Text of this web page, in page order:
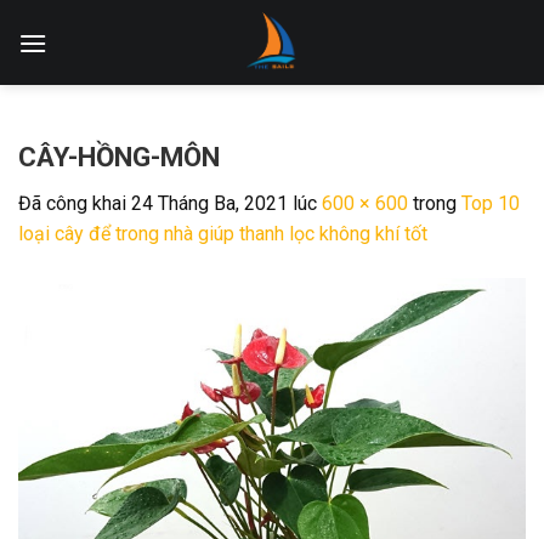
CÂY-HỒNG-MÔN
Đã công khai 24 Tháng Ba, 2021 lúc 600 × 600 trong Top 10
loại cây để trong nhà giúp thanh lọc không khí tốt